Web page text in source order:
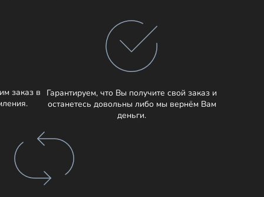
заказ в
Гарантируем, что Вы получите свой заказ и
останетесь довольны либо мы вернём Вам
деньги.